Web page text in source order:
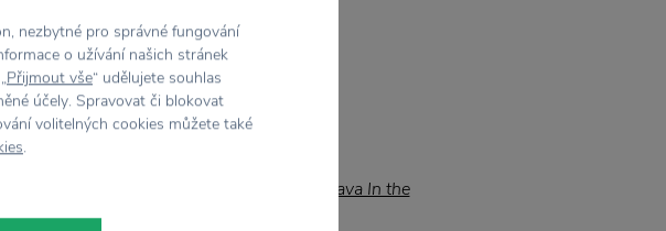
nezbytné pro správné fungování
o užívání našich stránek
Přijmout vše“ udělujete souhlas
účely. Spravovat či blokovat
volitelných cookies můžete také
.